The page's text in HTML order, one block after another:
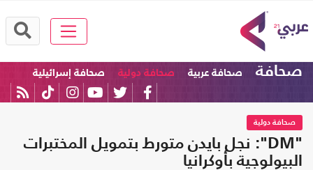
صحافة صحافة عربية صحافة دولية صحافة إسرائيلية
صحافة دولية
"DM": نجل بايدن متورط بتمويل المختبرات
البيولوجية بأوكرانيا